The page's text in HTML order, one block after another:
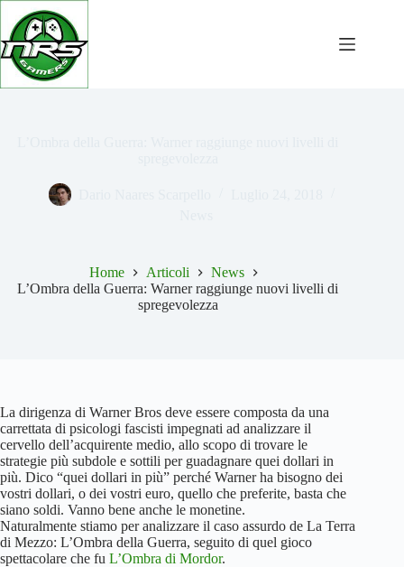
Salta
contenuto
Home Articoli
News
L’Ombra della Guerra: Warner raggiunge nuovi livelli di
spregevolezza
La dirigenza di Warner Bros deve essere composta da una
carrettata di psicologi fascisti impegnati ad analizzare il
cervello dell’acquirente medio, allo scopo di trovare le
strategie più subdole e sottili per guadagnare quei dollari in
più. Dico “quei dollari in più” perché Warner ha bisogno dei
vostri dollari, o dei vostri euro, quello che preferite, basta che
siano soldi. Vanno bene anche le monetine.
Naturalmente stiamo per analizzare il caso assurdo de La Terra
di Mezzo: L’Ombra della Guerra, seguito di quel gioco
spettacolare che fu L’Ombra di Mordor.